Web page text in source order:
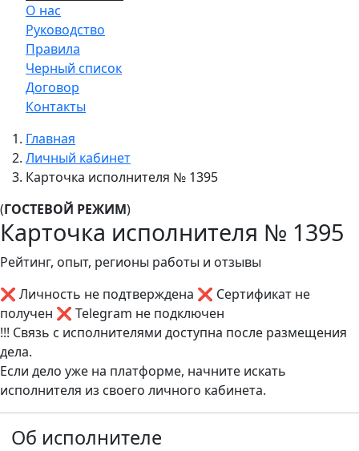
О нас
Руководство
Правила
Черный список
Договор
Контакты
Главная
Личный кабинет
Карточка исполнителя № 1395
(ГОСТЕВОЙ РЕЖИМ)
Карточка исполнителя № 1395
Рейтинг, опыт, регионы работы и отзывы
❌ Личность не подтверждена ❌ Сертификат не
получен ❌ Telegram не подключен
!!! Связь с исполнителями доступна после размещения
дела.
Если дело уже на платформе, начните искать
исполнителя из своего личного кабинета.
Об исполнителе